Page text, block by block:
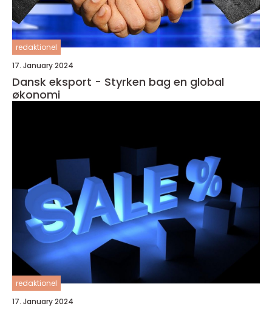
redaktionel
17. January 2024
Dansk eksport - Styrken bag en global
økonomi
redaktionel
17. January 2024